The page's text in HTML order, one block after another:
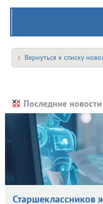
Вернуться к списку
Последние новости
Старшеклассников